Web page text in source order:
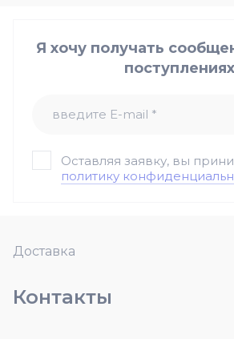
Доставка
Контакты
Я хочу получать
поступлениях
Оставляя заявку, вы
политику